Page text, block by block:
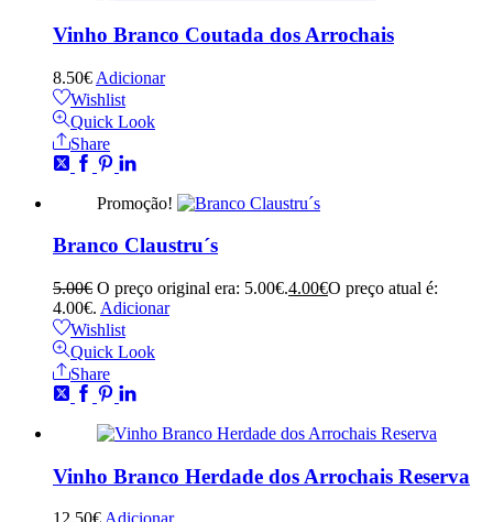
Vinho Branco Coutada dos Arrochais
8.50€ Adicionar
Wishlist
Quick Look
Share
Promoção!
Branco Claustru´s
5.00€ O preço original era: 5.00€.4.00€O preço atual é:
4.00€. Adicionar
Wishlist
Quick Look
Share
Vinho Branco Herdade dos Arrochais Reserva